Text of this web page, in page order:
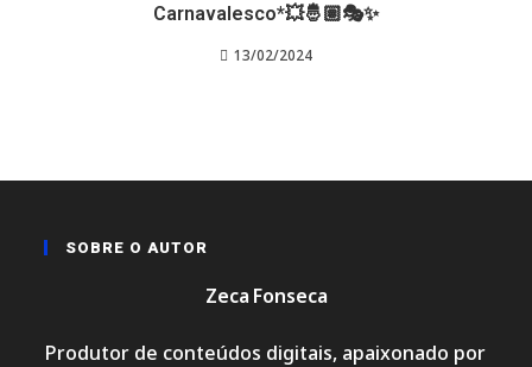
Carnavalesco*💥🤴🏽🎭✨
13/02/2024
SOBRE O AUTOR
Zeca Fonseca
Produtor de conteúdos digitais, apaixonado por